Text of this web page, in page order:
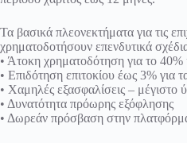
Τα βασικά πλεονεκτήματα για τις
χρηματοδοτήσουν επενδυτικά
• Άτοκη χρηματοδότηση για το
• Επιδότηση επιτοκίου έως 3% για
• Χαμηλές εξασφαλίσεις –
• Δυνατότητα πρόωρης εξόφλησης
• Δωρεάν πρόσβαση στην